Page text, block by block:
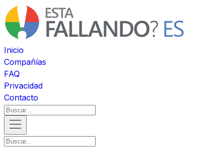
Inicio
Compañías
FAQ
Privacidad
Contacto